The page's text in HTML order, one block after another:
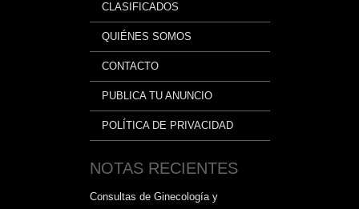
CLASIFICADOS
QUIÉNES SOMOS
CONTACTO
PUBLICA TU ANUNCIO
POLÍTICA DE PRIVACIDAD
NOTAS RECIENTES
Consultas de Ginecología y